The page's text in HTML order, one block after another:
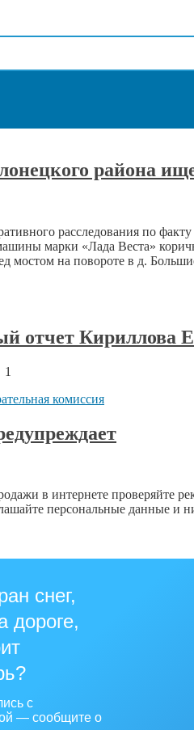
района
расследования по
марки «Лада Веста»
мостом на повороте в д.
отчет Кириллова
1
комиссия
в интернете проверяйте
персональные данные
снег,
дороге,
с
— сообщите о